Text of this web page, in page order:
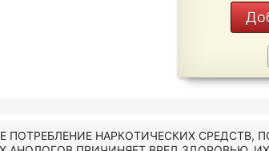
ПОТРЕБЛЕНИЕ НАРКОТИЧЕСКИХ СРЕДСТВ,